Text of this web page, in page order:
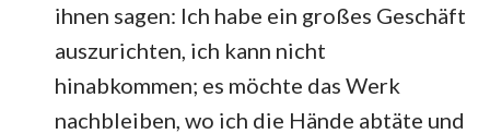
Sacharja
Maleachi
ihnen sagen: Ich habe ein großes Geschäft
auszurichten, ich kann nicht
hinabkommen; es möchte das Werk
nachbleiben, wo ich die Hände abtäte und